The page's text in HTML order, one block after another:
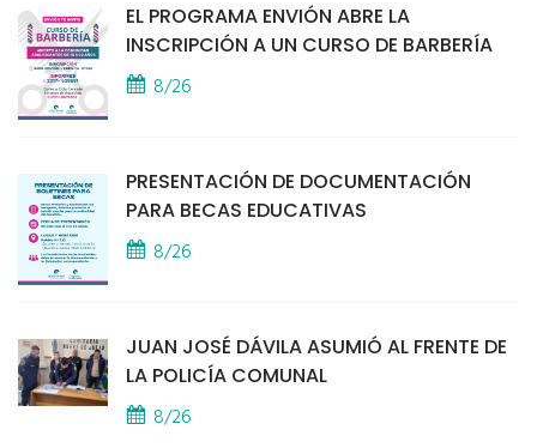
EL PROGRAMA ENVIÓN ABRE LA
INSCRIPCIÓN A UN CURSO DE BARBERÍA
8/26
PRESENTACIÓN DE DOCUMENTACIÓN
PARA BECAS EDUCATIVAS
8/26
JUAN JOSÉ DÁVILA ASUMIÓ AL FRENTE DE
LA POLICÍA COMUNAL
8/26